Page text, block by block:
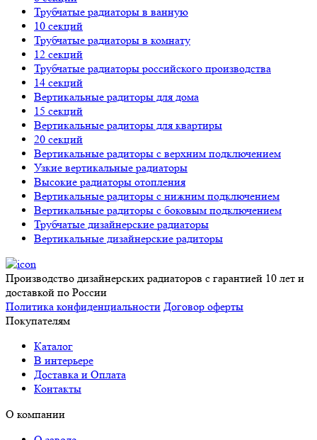
Трубчатые радиаторы в ванную
10 секций
Трубчатые радиаторы в комнату
12 секций
Трубчатые радиаторы российского производства
14 секций
Вертикальные радиторы для дома
15 секций
Вертикальные радиторы для квартиры
20 секций
Вертикальные радиторы с верхним подключением
Узкие вертикальные радиаторы
Высокие радиаторы отопления
Вертикальные радиторы с нижним подключением
Вертикальные радиторы с боковым подключением
Трубчатые дизайнерские радиаторы
Вертикальные дизайнерские радиторы
Производство дизайнерских радиаторов с гарантией 10 лет и
доставкой по России
Политика конфиденциальности Договор оферты
Покупателям
Каталог
В интерьере
Доставка и Оплата
Контакты
О компании